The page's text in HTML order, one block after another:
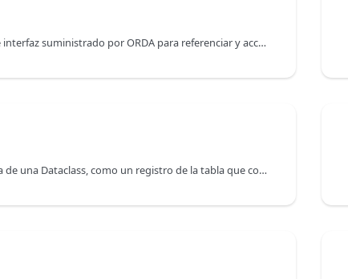
Un Datastore es el objeto de interfaz suministrado por ORDA para referenciar y acceder a una base de datos. Los objetos Datastore son devueltos por los siguientes comandos:
Una entidad es una instancia de una Dataclass, como un registro de la tabla que coincide con la dataclass en su datastore asociado. Contiene los mismos atributos que la clase de datos, así como los valores de los datos y las propiedades y funciones específicas.